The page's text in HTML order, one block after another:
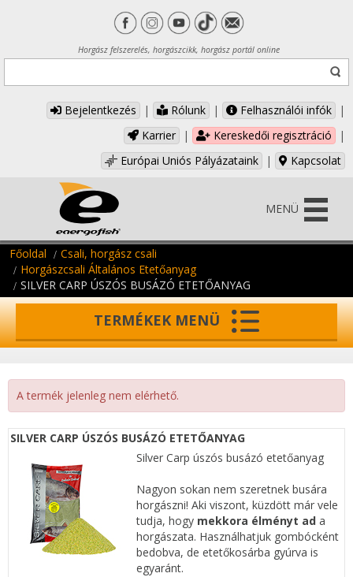
Horgász felszerelés, horgászcikk, horgász portál online
Bejelentkezés | Rólunk | Felhasználói infók
|
Karrier
| Kereskedői regisztráció
|
Európai Uniós Pályázataink
| Kapcsolat
MENÜ
Főoldal
Csali, horgász csali
Horgászcsali Általános Etetőanyag
SILVER CARP ÚSZÓS BUSÁZÓ ETETŐANYAG
TERMÉKEK MENÜ
A termék jelenleg nem elérhető.
SILVER CARP ÚSZÓS BUSÁZÓ ETETŐANYAG
Silver Carp úszós busázó etetőanyag
Nagyon sokan nem szeretnek busára
horgászni! Aki viszont, küzdött már vele
tudja, hogy mekkora élményt ad a
horgászata. Használhatjuk gombócként
bedobva, de etetőkosárba gyúrva is
egyaránt.